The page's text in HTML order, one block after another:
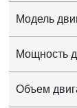
Модель
Мощность
Объем